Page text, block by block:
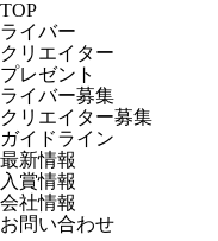
TOP
ライバー
クリエイター
プレゼント
ライバー募集
クリエイター募集
ガイドライン
最新情報
入賞情報
会社情報
お問い合わせ